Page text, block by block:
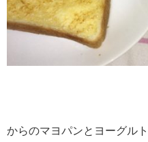
からのマヨパンとヨーグルト